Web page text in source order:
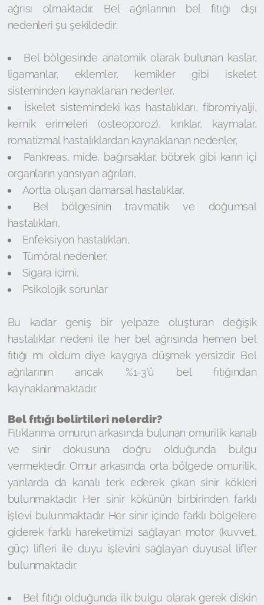
ağrısı olmaktadır. Bel ağrılarının bel fıtığı dışı
nedenleri şu şekildedir:
Bel bölgesinde anatomik olarak bulunan kaslar,
ligamanlar, eklemler, kemikler gibi iskelet
sisteminden kaynaklanan nedenler,
İskelet sistemindeki kas hastalıkları, fibromiyalji,
kemik erimeleri (osteoporoz), kırıklar, kaymalar,
romatizmal hastalıklardan kaynaklanan nedenler,
Pankreas, mide, bağırsaklar, böbrek gibi karın içi
organların yansıyan ağrıları,
Aortta oluşan damarsal hastalıklar,
Bel bölgesinin travmatik ve doğumsal
hastalıkları,
Enfeksiyon hastalıkları,
Tümöral nedenler,
Sigara içimi,
Psikolojik sorunlar
Bu kadar geniş bir yelpaze oluşturan değişik
hastalıklar nedeni ile her bel ağrısında hemen bel
fıtığı mı oldum diye kaygıya düşmek yersizdir. Bel
ağrılarının ancak %1-3’ü bel fıtığından
kaynaklanmaktadır.
Bel fıtığı belirtileri nelerdir?
Fıtıklanma omurun arkasında bulunan omurilik kanalı
ve sinir dokusuna doğru olduğunda bulgu
vermektedir. Omur arkasında orta bölgede omurilik,
yanlarda da kanalı terk ederek çıkan sinir kökleri
bulunmaktadır. Her sinir kökünün birbirinden farklı
işlevi bulunmaktadır. Her sinir içinde farklı bölgelere
giderek farklı hareketimizi sağlayan motor (kuvvet,
güç) lifleri ile duyu işlevini sağlayan duyusal lifler
bulunmaktadır.
Bel fıtığı olduğunda ilk bulgu olarak gerek diskin